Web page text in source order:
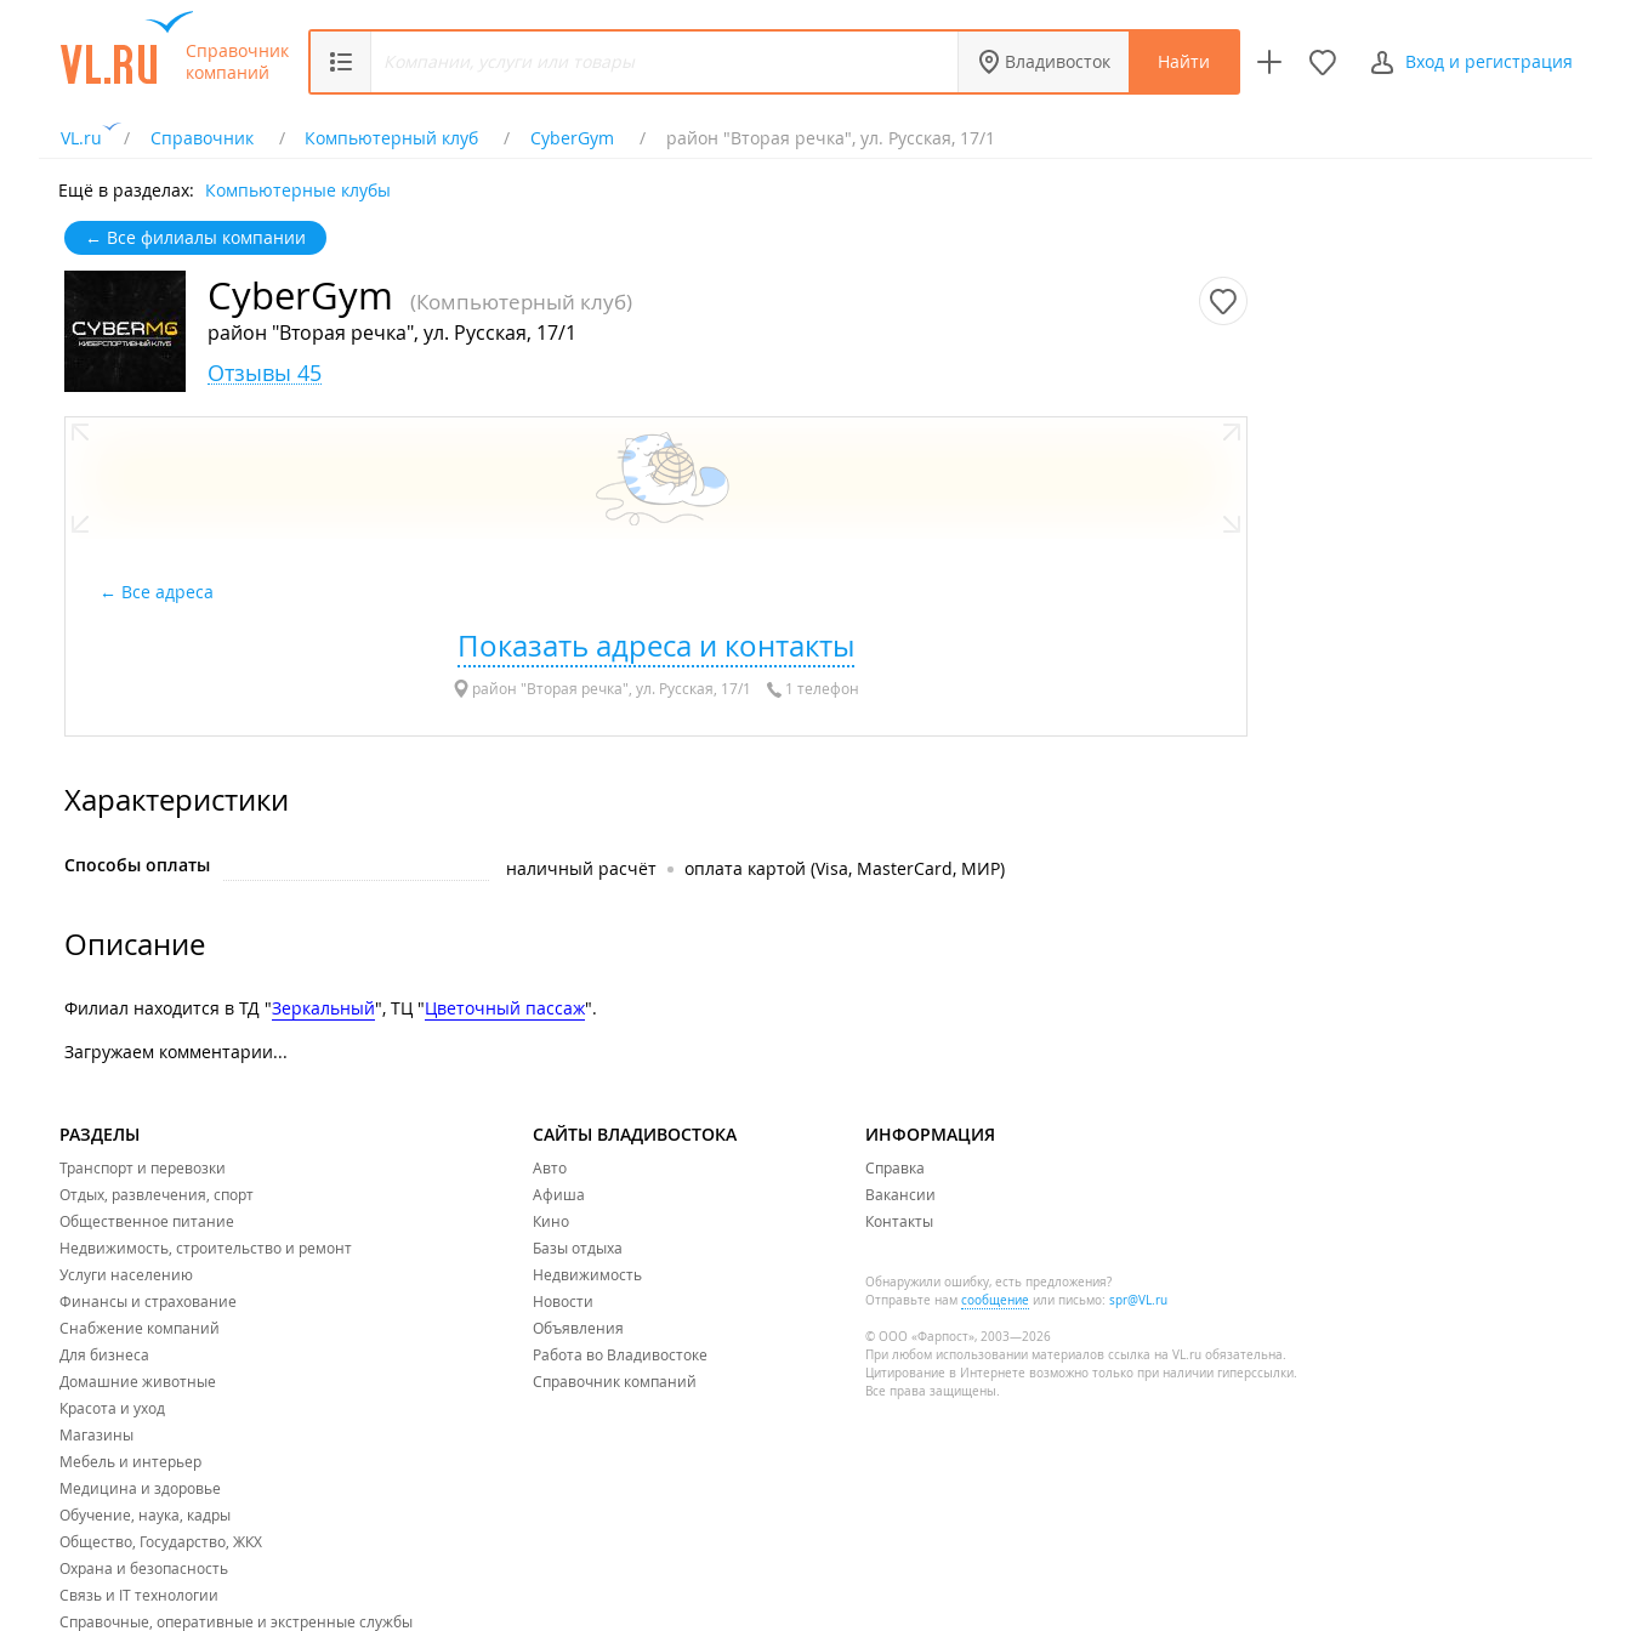
Справочник
компаний
Владивосток Найти Вход и регистрация
VL.ru Справочник Компьютерный клуб CyberGym район "Вторая речка", ул. Русская, 17/1
Ещё в разделах: Компьютерные клубы
← Все филиалы компании
CyberGym (Компьютерный клуб)
район "Вторая речка", ул. Русская, 17/1
Отзывы 45
Все адреса
Показать адреса и контакты
район "Вторая речка", ул. Русская, 17/1 1 телефон
Характеристики
Способы оплаты наличный расчёт оплата картой (Visa, MasterCard, МИР)
Описание
Филиал находится в ТД "Зеркальный", ТЦ "Цветочный пассаж".
Загружаем комментарии...
РАЗДЕЛЫ
Транспорт и перевозки
Отдых, развлечения, спорт
Общественное питание
Недвижимость, строительство и ремонт
Услуги населению
Финансы и страхование
Снабжение компаний
Для бизнеса
Домашние животные
Красота и уход
Магазины
Мебель и интерьер
Медицина и здоровье
Обучение, наука, кадры
Общество, Государство, ЖКХ
Охрана и безопасность
Связь и IT технологии
Справочные, оперативные и экстренные службы
САЙТЫ ВЛАДИВОСТОКА
Авто
Афиша
Кино
Базы отдыха
Недвижимость
Новости
Объявления
Работа во Владивостоке
Справочник компаний
ИНФОРМАЦИЯ
Справка
Вакансии
Контакты
Обнаружили ошибку, есть предложения?
Отправьте нам сообщение или письмо: spr@VL.ru
© ООО «Фарпост», 2003—2026
При любом использовании материалов ссылка на VL.ru обязательна.
Цитирование в Интернете возможно только при наличии гиперссылки.
Все права защищены.